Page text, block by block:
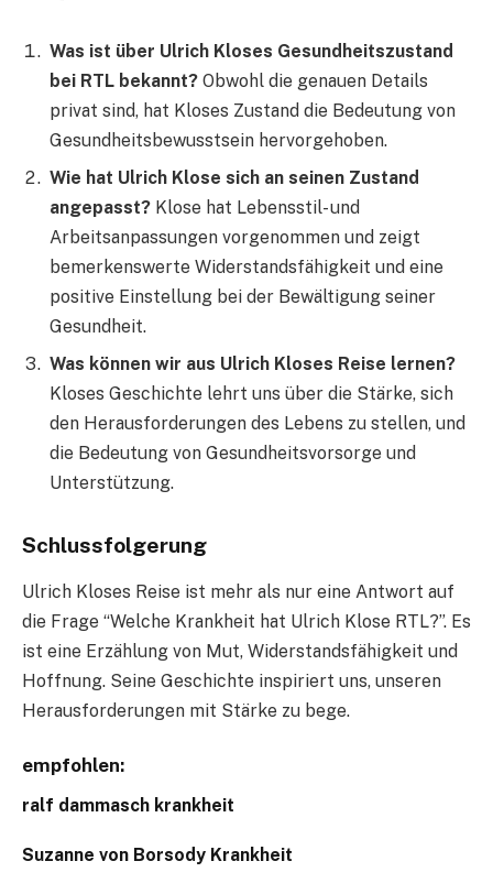
Was ist über Ulrich Kloses Gesundheitszustand
bei RTL bekannt? Obwohl die genauen Details
privat sind, hat Kloses Zustand die Bedeutung von
Gesundheitsbewusstsein hervorgehoben.
Wie hat Ulrich Klose sich an seinen Zustand
angepasst? Klose hat Lebensstil- und
Arbeitsanpassungen vorgenommen und zeigt
bemerkenswerte Widerstandsfähigkeit und eine
positive Einstellung bei der Bewältigung seiner
Gesundheit.
Was können wir aus Ulrich Kloses Reise lernen?
Kloses Geschichte lehrt uns über die Stärke, sich
den Herausforderungen des Lebens zu stellen, und
die Bedeutung von Gesundheitsvorsorge und
Unterstützung.
Schlussfolgerung
Ulrich Kloses Reise ist mehr als nur eine Antwort auf
die Frage “Welche Krankheit hat Ulrich Klose RTL?”. Es
ist eine Erzählung von Mut, Widerstandsfähigkeit und
Hoffnung. Seine Geschichte inspiriert uns, unseren
Herausforderungen mit Stärke zu bege.
empfohlen:
ralf dammasch krankheit
Suzanne von Borsody Krankheit